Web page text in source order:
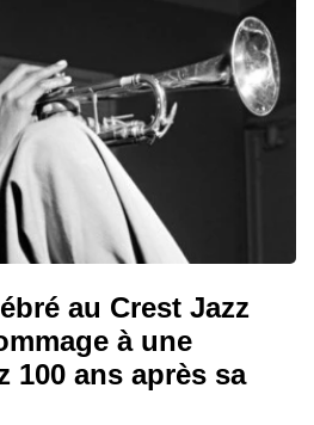
au Crest Jazz
à une
100 ans après sa